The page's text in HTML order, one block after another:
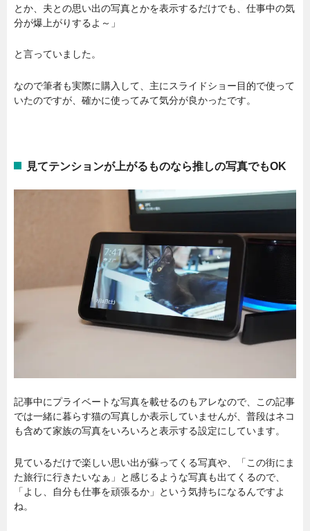
とか、夫との思い出の写真とかを表示するだけでも、仕事中の気
分が爆上がりするよ～」
と言っていました。
なので筆者も実際に購入して、主にスライドショー目的で使って
いたのですが、確かに使ってみて気分が良かったです。
見てテンションが上がるものなら推しの写真でもOK
記事中にプライベートな写真を載せるのもアレなので、この記事
では一緒に暮らす猫の写真しか表示していませんが、普段はネコ
も含めて家族の写真をいろいろと表示する設定にしています。
見ているだけで楽しい思い出が蘇ってくる写真や、「この街にま
た旅行に行きたいなぁ」と感じるような写真も出てくるので、
「よし、自分も仕事を頑張るか」という気持ちになるんですよ
ね。